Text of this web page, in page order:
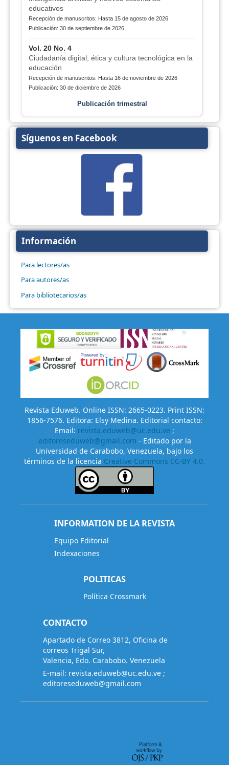
educativos
Recepción de manuscritos: Hasta 15 de agosto de 2026
Publicación: 30 de septiembre de 2026
Vol. 20 No. 4
Ciudadanía digital, ética y cultura tecnológica en la
educación
Recepción de manuscritos: Hasta 16 de noviembre de 2026
Publicación: 30 de diciembre de 2026
Publicación trimestral
Síguenos en Facebook
Información
Para lectores/as
Para autores/as
Para bibliotecarios/as
Revista Eduweb. Online ISSN: 2665-0223. Print ISSN:
1856-7576. Editora: Elsy Medina. Editorial contacto:
Email: revista.eduweb@uc.edu.ve ;
editoreseduweb@gmail.com - Editado por la
Universidad de Carabobo, Venezuela, bajo los
términos de la licencia Creative Commons CC-BY 4.0.
INFORMATION DE LA REVISTA
Equipo Editorial
Indexaciones
POLITICAS
Política Crossmark
CONTACTO
Apartado de Correo 3812, Oficina de
correos Trigal Sur,
Valencia, Edo. Carabobo. Venezuela
E-mail: revista.eduweb@uc.edu.ve ;
editoreseduweb@gmail.com